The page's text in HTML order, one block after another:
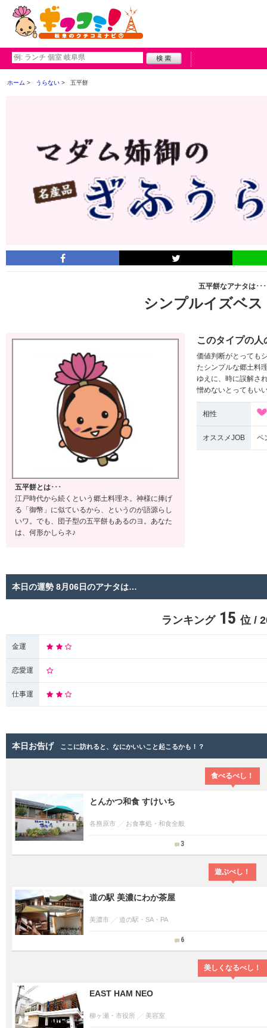
ホーム うらない 五平餅
五平餅なアナタは･･･
シンプルイズベ
五平餅とは･･･
江戸時代から続くという郷土料理ネ。神様に捧げ
る「御幣」に似ているから、というのが語源らし
いワ。でも、団子型の五平餅もあるのヨ。あなた
は、何形かしらネ♪
このタイプの人
価値判断がとっても
たシンプルな郷土料
ゆえに、時に誤解さ
憎めないとってもい
相性
オススメJOB ペ
本日の運勢 8月06日のアナタは…
ランキング 15 位 /
金運
恋愛運
仕事運
本日お告げ ここに訪れると、なにかいいこと起こるかも！？
食べるべし！
とんかつ和食 すけいち
各務原市 お食事処・和食全般
3
遊ぶべし！
道の駅 美濃にわか茶屋
美濃市 道の駅・SA・PA
6
美しくなるべし！
EAST HAM NEO
柳ヶ瀬・市役所 美容室